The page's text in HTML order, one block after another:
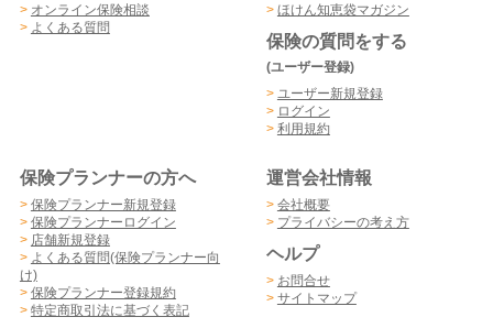
> オンライン保険相談
> よくある質問
> ほけん知恵袋マガジン
保険の質問をする
(ユーザー登録)
> ユーザー新規登録
> ログイン
> 利用規約
保険プランナーの方へ
> 保険プランナー新規登録
> 保険プランナーログイン
> 店舗新規登録
> よくある質問(保険プランナー向
け)
> 保険プランナー登録規約
> 特定商取引法に基づく表記
運営会社情報
> 会社概要
> プライバシーの考え方
ヘルプ
> お問合せ
> サイトマップ